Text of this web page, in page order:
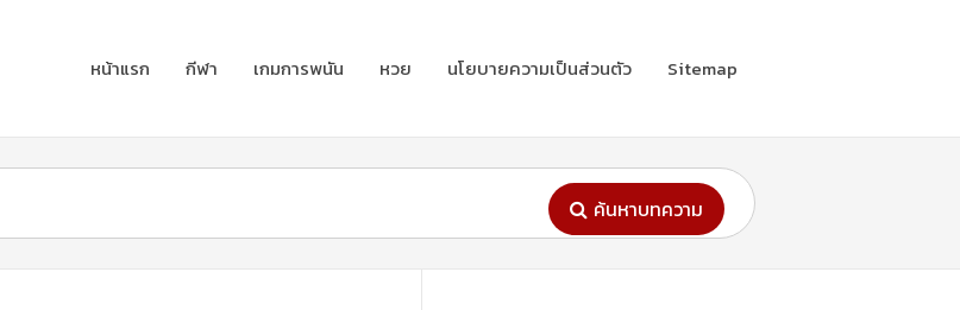
หน้าแรก กีฬา เกมการพนัน หวย นโยบายความเป็นส่วนตัว Sitemap
ค้นหาบทความ